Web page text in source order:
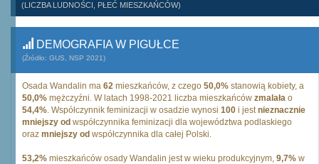
(LICZBA LUDNOŚCI, PŁEĆ MIESZKAŃCÓW)
DEMOGRAFIA W PIGUŁCE
(Źródło: GUS, NSP 2021)
Osada Wandalin ma 62 mieszkańców, z czego 50,0% stanowią kobiety, a
50,0% mężczyźni. W latach 1998-2021 liczba mieszkańców zmalała o
54,4%. Współczynnik feminizacji w osadzie wynosi 100 i jestnieznacznie
mniejszy od współczynnika feminizacji dla województwa podlaskiego
oraz mniejszy od współczynnika dla całej Polski.
53,2% mieszkańców osady Wandalin jest w wieku produkcyjnym, 9,7% w